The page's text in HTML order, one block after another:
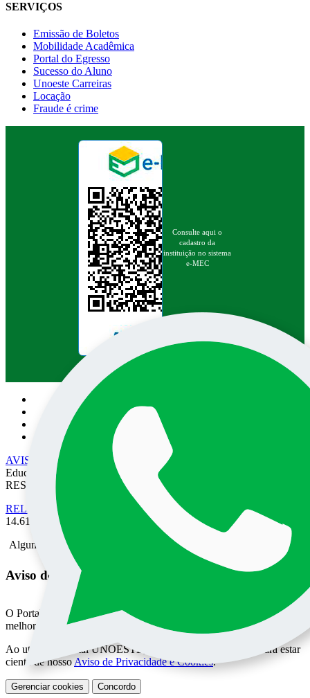
SERVIÇOS
Emissão de Boletos
Mobilidade Acadêmica
Portal do Egresso
Sucesso do Aluno
Unoeste Carreiras
Locação
Fraude é crime
Consulte aqui o
cadastro da
instituição no sistema
e-MEC
Pesquisa no site:
AVISO DE PRIVACIDADE
• EPEC - Empresa Prudentina de
Educação e Cultura SA/UNOESTE. TODOS OS DIREITOS
RESERVADOS
RELATÓRIO DE TRANSPARÊNCIA SALARIAL
- Lei nº
14.611 de 03 de Julho de 2023.
Alguma mensagem
Aviso de Privacidade do Portal UNOESTE
O Portal UNOESTE usa cookies para oferecer aos usuários uma
melhor experiência de acesso aos conteúdos e serviços oferecidos.
Ao utilizar o Portal UNOESTE, você pode consultar e declara estar
ciente de nossoAviso de Privacidade e Cookies.
Gerenciar cookies Concordo